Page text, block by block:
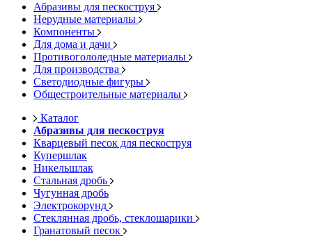
Абразивы для пескоструя
Нерудные материалы
Компоненты
Для дома и дачи
Противогололедные материалы
Для производства
Светодиодные фигуры
Общестроительные материалы
Каталог
Абразивы для пескоструя
Кварцевый песок для пескоструя
Купершлак
Никельшлак
Стальная дробь
Чугунная дробь
Электрокорунд
Стеклянная дробь, стеклошарики
Гранатовый песок